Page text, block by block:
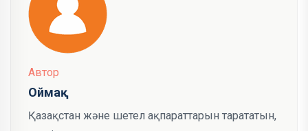
Автор
Оймақ
Қазақстан және шетел ақпараттарын тарататын,